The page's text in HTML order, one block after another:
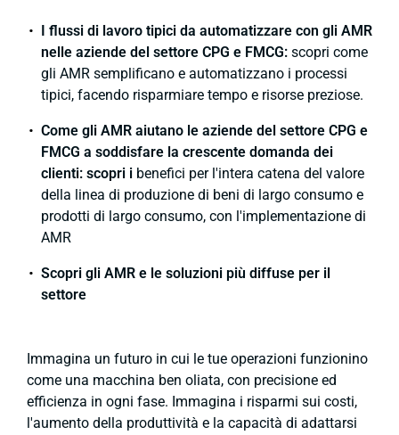
I flussi di lavoro tipici da automatizzare con gli AMR
nelle aziende del settore CPG e FMCG: scopri come
gli AMR semplificano e automatizzano i processi
tipici, facendo risparmiare tempo e risorse preziose.
Come gli AMR aiutano le aziende del settore CPG e
FMCG a soddisfare la crescente domanda dei
clienti: scopri i benefici per l'intera catena del valore
della linea di produzione di beni di largo consumo e
prodotti di largo consumo, con l'implementazione di
AMR
Scopri gli AMR e le soluzioni più diffuse per il
settore
Immagina un futuro in cui le tue operazioni funzionino
come una macchina ben oliata, con precisione ed
efficienza in ogni fase. Immagina i risparmi sui costi,
l'aumento della produttività e la capacità di adattarsi